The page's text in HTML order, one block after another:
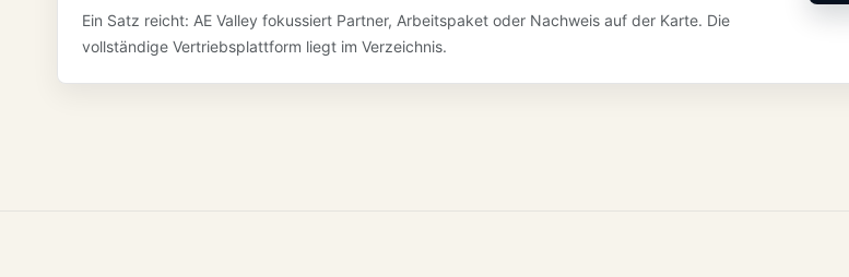
Ein Satz reicht: AE Valley fokussiert Partner, Arbeitspaket oder Nachweis auf der Karte. Die
vollständige Vertriebsplattform liegt im Verzeichnis.